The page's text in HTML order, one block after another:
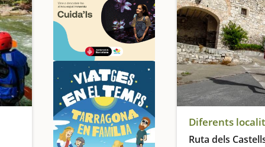
Diferents
Ruta dels